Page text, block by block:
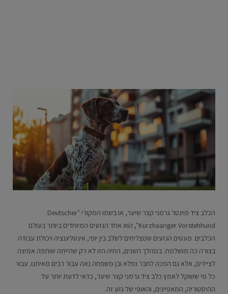
הכלב ציד פוינטר גרמני קצר שיער, או בשמו המקורי "Deutscher
Kurzhaariger Vorstehhund", הוא אחד הגזעים המיוחדים ביותר בעולם
הכלבים. מעטים הגזעים שמצליחים לשלב בין יופי, אינטליגנציה ויכולת עבודה
בצורה כה מושלמת. במהלך השנים, החיה הזו לא רק שהייתה שותפה אמיצה
לציידים, אלא גם הפכה לחבר נפלא ובן משפחה נאה עבור רבים מאיתנו. עבור
כל מי ששוקל לאמץ כלב ציד גרמני קצר שיער, כדאי לדעת יותר על
ההיסטוריה, המאפיינים, והאופי של גזע זה.